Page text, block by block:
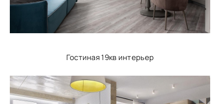
Гостиная 19кв интерьер